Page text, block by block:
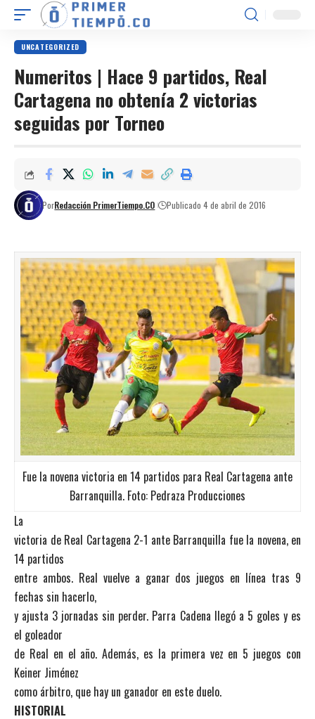
UNCATEGORIZED
Numeritos | Hace 9 partidos, Real
Cartagena no obtenía 2 victorias
seguidas por Torneo
PorRedacción PrimerTiempo.CO Publicado 4 de abril de 2016
Fue la novena victoria en 14 partidos para Real Cartagena ante
Barranquilla. Foto: Pedraza Producciones
La
victoria de Real Cartagena 2-1 ante Barranquilla fue la novena, en
14 partidos
entre ambos. Real vuelve a ganar dos juegos en línea tras 9
fechas sin hacerlo,
y ajusta 3 jornadas sin perder. Parra Cadena llegó a 5 goles y es
el goleador
de Real en el año. Además, es la primera vez en 5 juegos con
Keiner Jiménez
como árbitro, que hay un ganador en este duelo.
HISTORIAL